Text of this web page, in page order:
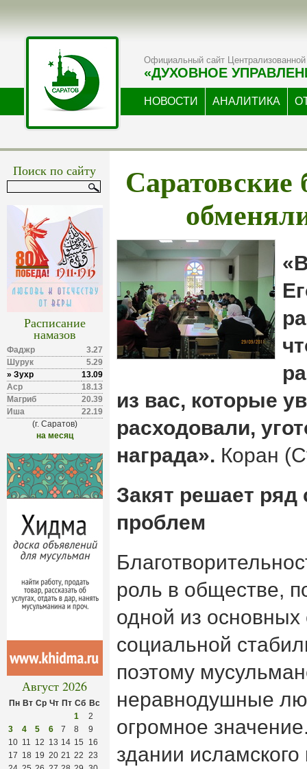
Официальный сайт Централизованной
«ДУХОВНОЕ
НОВОСТИ АНАЛИТИКА
Поиск по сайту
Расписание
намазов
Фаджр
3.27
Шурук
5.29
» Зухр
13.09
Аср
18.13
Магриб
20.39
Иша
22.19
(г. Саратов)
на месяц
Август 2026
Пн Вт Ср Чт Пт Сб Вс
1
2
3
4 5 6 7 8
9
10 11 12 13 14 15
16
17 18 19 20 21 22 23
Саратовские
из вас, которые
расходовали,
награда». Коран
Закят решает
проблем
роль в обществе,
одной из
социальной
поэтому
неравнодушные
огромное
здании